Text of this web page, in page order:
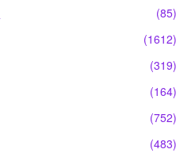
(85)
(1612)
(319)
(164)
(752)
(483)